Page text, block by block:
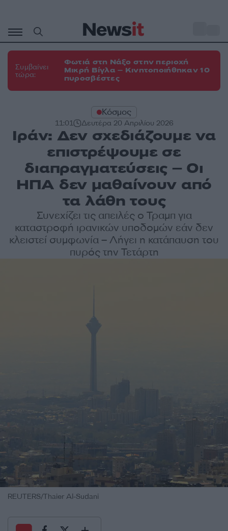
περιεχόμενο
Συμβαίνει
τώρα:
Φωτιά στη Νάξο στην περιοχή
Μικρή Βίγλα – Κινητοποιήθηκαν 10
πυροσβέστες
Κόσμος
11:01 Δευτέρα 20 Απριλίου 2026
Ιράν: Δεν σχεδιάζουμε να
επιστρέψουμε σε
διαπραγματεύσεις – Οι
ΗΠΑ δεν μαθαίνουν από
τα λάθη τους
Συνεχίζει τις απειλές ο Τραμπ για
καταστροφή ιρανικών υποδομών εάν δεν
κλειστεί συμφωνία – Λήγει η κατάπαυση του
πυρός την Τετάρτη
REUTERS/Thaier Al-Sudani